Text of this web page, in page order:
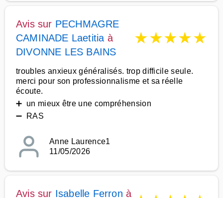
Avis sur PECHMAGRE
CAMINADE Laetitia à
DIVONNE LES BAINS
★★★★★
troubles anxieux généralisés. trop difficile seule.
merci pour son professionnalisme et sa réelle
écoute.
➕ un mieux être une compréhension
➖ RAS
Anne Laurence1
11/05/2026
Avis sur Isabelle Ferron à